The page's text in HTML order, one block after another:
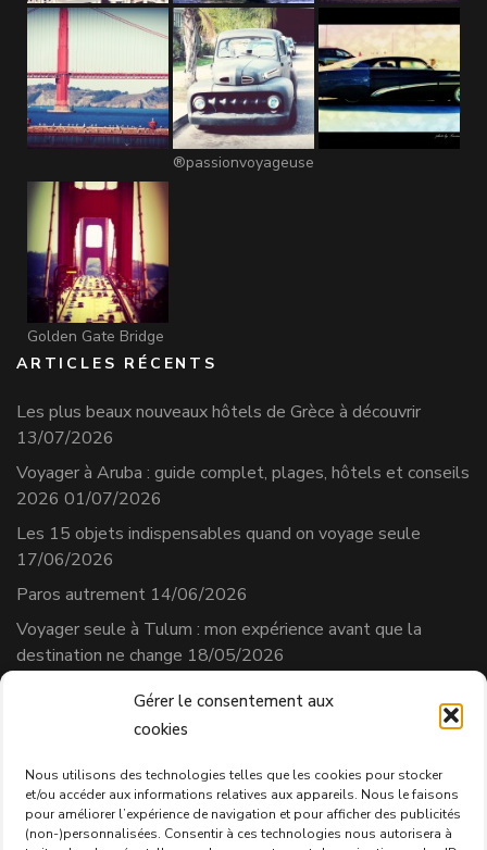
Gérer le consentement aux
cookies
Nous utilisons des technologies telles que les cookies pour stocker
et/ou accéder aux informations relatives aux appareils. Nous le faisons
pour améliorer l’expérience de navigation et pour afficher des publicités
(non-)personnalisées. Consentir à ces technologies nous autorisera à
®passionvoyageuse
Golden Gate Bridge
ARTICLES RÉCENTS
Les plus beaux nouveaux hôtels de Grèce à découvrir
13/07/2026
Voyager à Aruba : guide complet, plages, hôtels et conseils
2026 01/07/2026
Les 15 objets indispensables quand on voyage seule
17/06/2026
Paros autrement 14/06/2026
Voyager seule à Tulum : mon expérience avant que la
destination ne change 18/05/2026
Prestataire de services
N° affilié AVS : 331.684.3
Politique de confidentialité